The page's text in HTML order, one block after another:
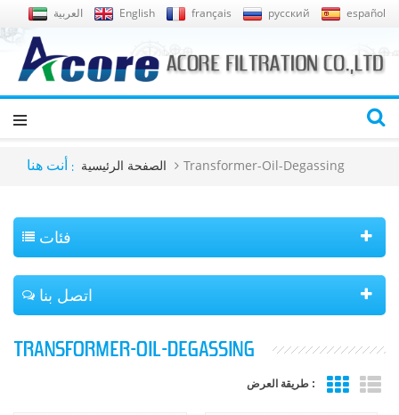
العربية English français русский español
أنت هنا : الصفحة الرئيسية Transformer-Oil-Degassing
فئات
اتصل بنا
TRANSFORMER-OIL-DEGASSING
طريقة العرض :